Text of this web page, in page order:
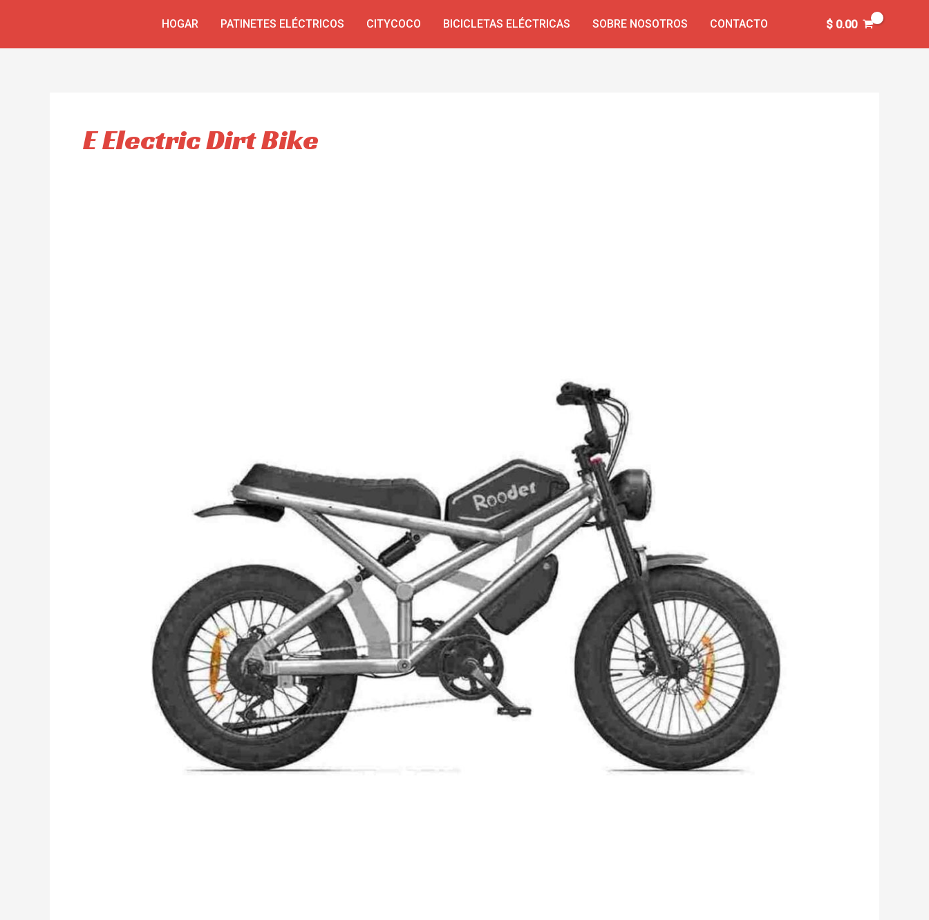
HOGAR PATINETES ELÉCTRICOS CITYCOCO BICICLETAS ELÉCTRICAS SOBRE NOSOTROS CONTACTO $0.00
E Electric Dirt Bike